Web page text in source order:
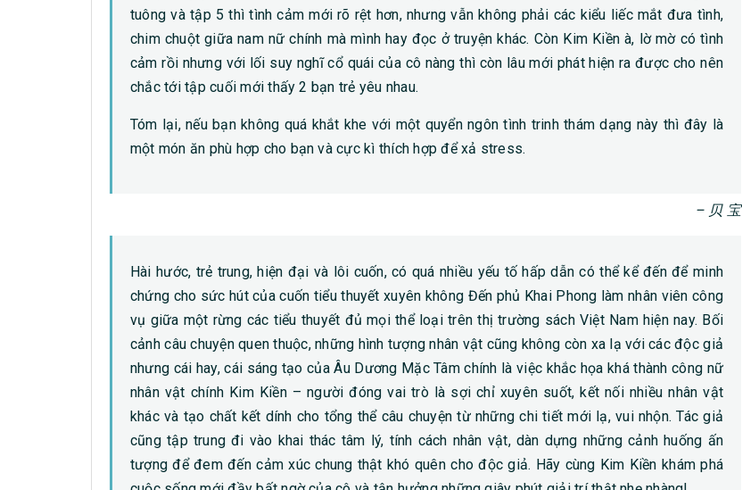
tuông và tập 5 thì tình cảm mới rõ rệt hơn, nhưng vẫn không phải các kiểu liếc mắt đưa tình,
chim chuột giữa nam nữ chính mà mình hay đọc ở truyện khác. Còn Kim Kiền à, lờ mờ có tình
cảm rồi nhưng với lối suy nghĩ cổ quái của cô nàng thì còn lâu mới phát hiện ra được cho nên
chắc tới tập cuối mới thấy 2 bạn trẻ yêu nhau.
Tóm lại, nếu bạn không quá khắt khe với một quyển ngôn tình trinh thám dạng này thì đây là
một món ăn phù hợp cho bạn và cực kì thích hợp để xả stress.
– 贝 宝
Hài hước, trẻ trung, hiện đại và lôi cuốn, có quá nhiều yếu tố hấp dẫn có thể kể đến để minh
chứng cho sức hút của cuốn tiểu thuyết xuyên không Đến phủ Khai Phong làm nhân viên công
vụ giữa một rừng các tiểu thuyết đủ mọi thể loại trên thị trường sách Việt Nam hiện nay. Bối
cảnh câu chuyện quen thuộc, những hình tượng nhân vật cũng không còn xa lạ với các độc giả
nhưng cái hay, cái sáng tạo của Âu Dương Mặc Tâm chính là việc khắc họa khá thành công nữ
nhân vật chính Kim Kiền – người đóng vai trò là sợi chỉ xuyên suốt, kết nối nhiều nhân vật
khác và tạo chất kết dính cho tổng thể câu chuyện từ những chi tiết mới lạ, vui nhộn. Tác giả
cũng tập trung đi vào khai thác tâm lý, tính cách nhân vật, dàn dựng những cảnh huống ấn
tượng để đem đến cảm xúc chung thật khó quên cho độc giả. Hãy cùng Kim Kiền khám phá